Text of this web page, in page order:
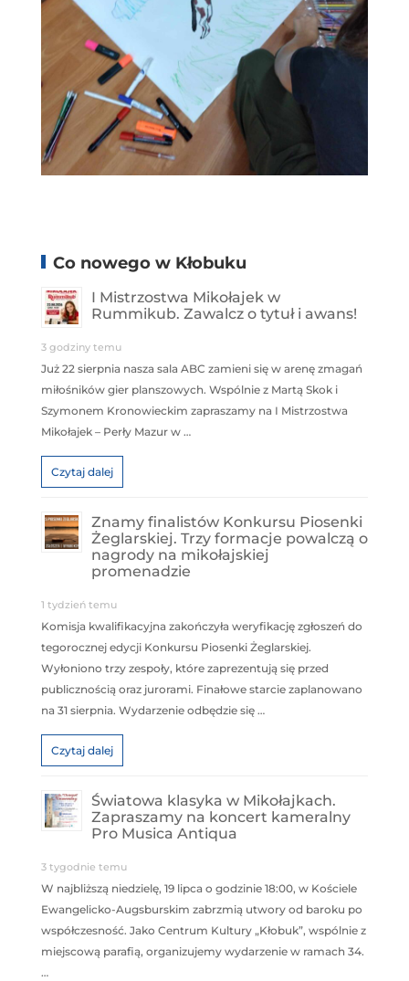
Co nowego w Kłobuku
I Mistrzostwa Mikołajek w
Rummikub. Zawalcz o tytuł i awans!
3 godziny temu
Już 22 sierpnia nasza sala ABC zamieni się w arenę zmagań
miłośników gier planszowych. Wspólnie z Martą Skok i
Szymonem Kronowieckim zapraszamy na I Mistrzostwa
Mikołajek – Perły Mazur w …
Czytaj dalej
Znamy finalistów Konkursu Piosenki
Żeglarskiej. Trzy formacje powalczą o
nagrody na mikołajskiej
promenadzie
1 tydzień temu
Komisja kwalifikacyjna zakończyła weryfikację zgłoszeń do
tegorocznej edycji Konkursu Piosenki Żeglarskiej.
Wyłoniono trzy zespoły, które zaprezentują się przed
publicznością oraz jurorami. Finałowe starcie zaplanowano
na 31 sierpnia. Wydarzenie odbędzie się …
Czytaj dalej
Światowa klasyka w Mikołajkach.
Zapraszamy na koncert kameralny
Pro Musica Antiqua
3 tygodnie temu
W najbliższą niedzielę, 19 lipca o godzinie 18:00, w Kościele
Ewangelicko-Augsburskim zabrzmią utwory od baroku po
współczesność. Jako Centrum Kultury „Kłobuk”, wspólnie z
miejscową parafią, organizujemy wydarzenie w ramach 34.
…